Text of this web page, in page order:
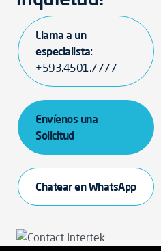
Llama a un
especialista:
+593.4501.7777
Envíenos una
Solicitud
Chatear en WhatsApp